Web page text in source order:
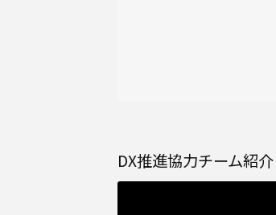
DX推進協力チーム紹介